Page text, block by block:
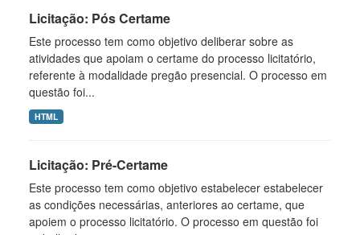
Licitação: Pós Certame
Este processo tem como objetivo deliberar sobre as
atividades que apoiam o certame do processo licitatório,
referente à modalidade pregão presencial. O processo em
questão foi...
HTML
Licitação: Pré-Certame
Este processo tem como objetivo estabelecer estabelecer
as condições necessárias, anteriores ao certame, que
apoiem o processo licitatório. O processo em questão foi